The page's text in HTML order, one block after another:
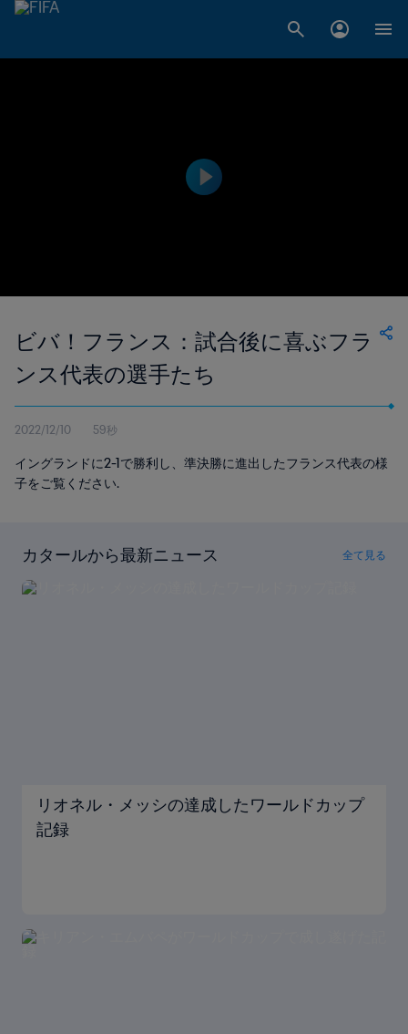
ビバ！フランス：試合後に喜ぶフラ
ンス代表の選手たち
2022/12/10 59秒
イングランドに2-1で勝利し、準決勝に進出したフランス代表の様
子をご覧ください.
カタールから最新ニュース 全て見る
リオネル・メッシの達成したワールドカップ
記録